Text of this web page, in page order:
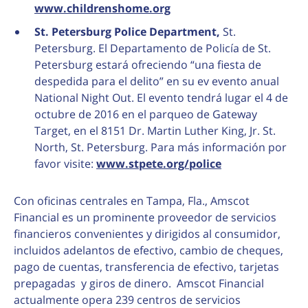
www.childrenshome.org
St. Petersburg Police Department, St.
Petersburg. El Departamento de Policía de St.
Petersburg estará ofreciendo “una fiesta de
despedida para el delito” en su ev evento anual
National Night Out. El evento tendrá lugar el 4 de
octubre de 2016 en el parqueo de Gateway
Target, en el 8151 Dr. Martin Luther King, Jr. St.
North, St. Petersburg. Para más información por
favor visite: www.stpete.org/police
Con oficinas centrales en Tampa, Fla., Amscot
Financial es un prominente proveedor de servicios
financieros convenientes y dirigidos al consumidor,
incluidos adelantos de efectivo, cambio de cheques,
pago de cuentas, transferencia de efectivo, tarjetas
prepagadas y giros de dinero. Amscot Financial
actualmente opera 239 centros de servicios